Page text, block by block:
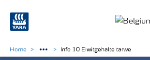
Home Info 10 Eiwitgehalte tarwe